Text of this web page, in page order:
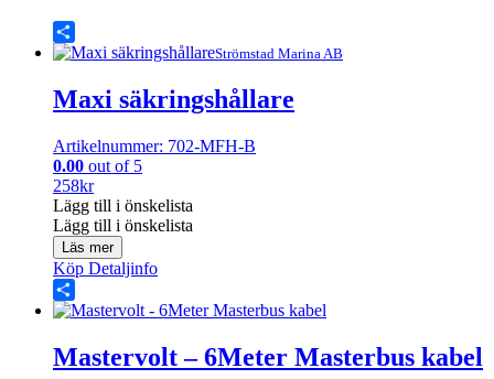
Share Strömstad Marina AB
Maxi säkringshållare
Artikelnummer: 702-MFH-B
0.00 out of 5
258kr
Lägg till i önskelista
Lägg till i önskelista
Läs mer
Köp Detaljinfo
Share
Mastervolt – 6Meter Masterbus kabel